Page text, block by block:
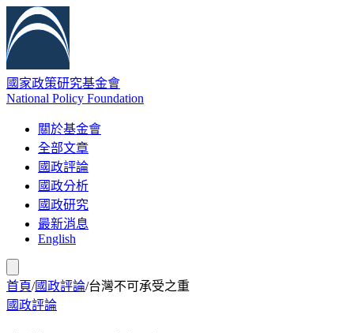
國家政策研究基金會
National Policy Foundation
關於基金會
全部文章
國政評論
國政分析
國政研究
最新消息
English
首頁/國政評論/台灣不可承受之重
國政評論